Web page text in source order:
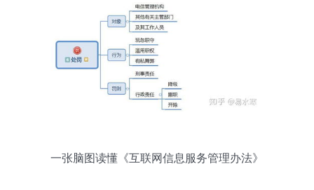
一张脑图读懂《互联网信息服务管理办法》